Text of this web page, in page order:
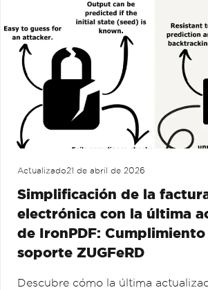
Actualizado21 de abril de 2026
Simplificación de la
electrónica con la última
de IronPDF:
soporte ZUGFeRD
Descubre cómo la última